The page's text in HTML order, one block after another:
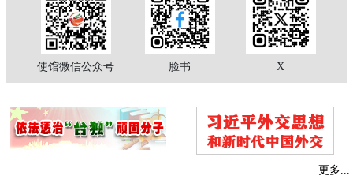
使馆微信公众号 脸书 X
更多...